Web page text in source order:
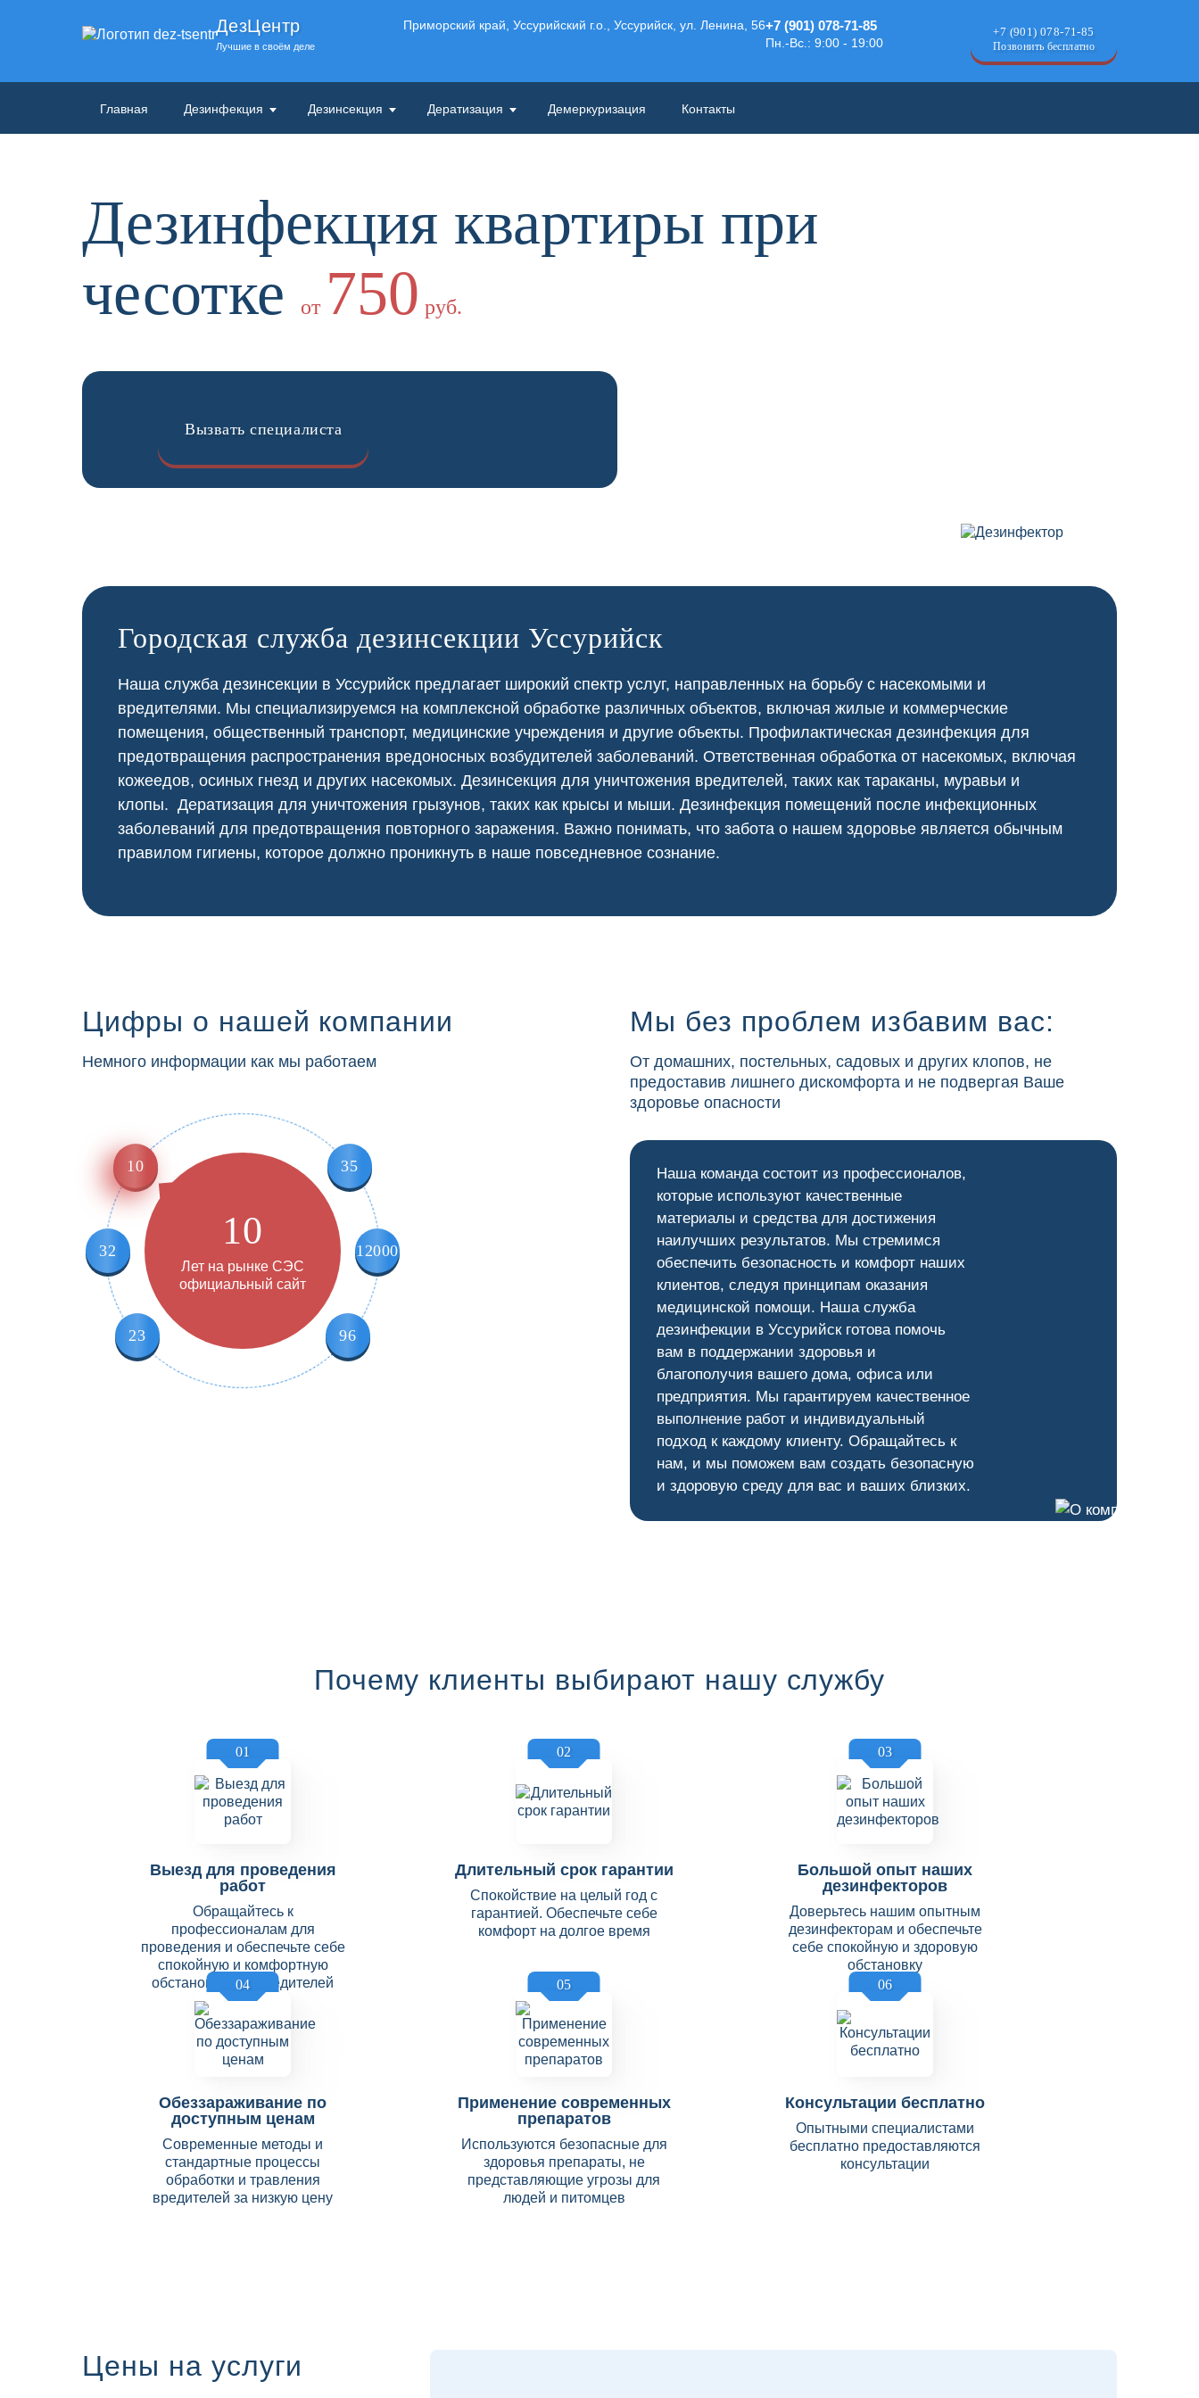
ДезЦентр
Лучшие в своём деле
Приморский край, Уссурийский г.о., Уссурийск, ул. Ленина, 56+7 (901) 078-71-85
Пн.-Вс.: 9:00 - 19:00
+7 (901) 078-71-85
Позвонить бесплатно
Главная Дезинфекция Дезинсекция Дератизация Демеркуризация Контакты
Дезинфекция квартиры при
чесотке
от 750 руб.
Вызвать специалиста
Городская служба дезинсекции Уссурийск
Наша служба дезинсекции в Уссурийск предлагает широкий спектр услуг, направленных на борьбу с насекомыми и
вредителями. Мы специализируемся на комплексной обработке различных объектов, включая жилые и коммерческие
помещения, общественный транспорт, медицинские учреждения и другие объекты. Профилактическая дезинфекция для
предотвращения распространения вредоносных возбудителей заболеваний. Ответственная обработка от насекомых, включая
кожеедов, осиных гнезд и других насекомых. Дезинсекция для уничтожения вредителей, таких как тараканы, муравьи и
клопы. Дератизация для уничтожения грызунов, таких как крысы и мыши. Дезинфекция помещений после инфекционных
заболеваний для предотвращения повторного заражения. Важно понимать, что забота о нашем здоровье является обычным
правилом гигиены, которое должно проникнуть в наше повседневное сознание.
Цифры о нашей компании
Немного информации как мы работаем
10 35
12000
96
23
32 10
Лет на рынке СЭС
официальный сайт
Мы без проблем избавим вас:
От домашних, постельных, садовых и других клопов, не
предоставив лишнего дискомфорта и не подвергая Ваше
здоровье опасности
Наша команда состоит из профессионалов,
которые используют качественные
материалы и средства для достижения
наилучших результатов. Мы стремимся
обеспечить безопасность и комфорт наших
клиентов, следуя принципам оказания
медицинской помощи. Наша служба
дезинфекции в Уссурийск готова помочь
вам в поддержании здоровья и
благополучия вашего дома, офиса или
предприятия. Мы гарантируем качественное
выполнение работ и индивидуальный
подход к каждому клиенту. Обращайтесь к
нам, и мы поможем вам создать безопасную
и здоровую среду для вас и ваших близких.
Почему клиенты выбирают нашу службу
01
Выезд для проведения
работ
Обращайтесь к
профессионалам для
проведения и обеспечьте себе
спокойную и комфортную
обстановку без вредителей
02
Длительный срок гарантии
Спокойствие на целый год с
гарантией. Обеспечьте себе
комфорт на долгое время
03
Большой опыт наших
дезинфекторов
Доверьтесь нашим опытным
дезинфекторам и обеспечьте
себе спокойную и здоровую
обстановку
04
Обеззараживание по
доступным ценам
Современные методы и
стандартные процессы
обработки и травления
вредителей за низкую цену
05
Применение современных
препаратов
Используются безопасные для
здоровья препараты, не
представляющие угрозы для
людей и питомцев
06
Консультации бесплатно
Опытными специалистами
бесплатно предоставляются
консультации
Цены на услуги